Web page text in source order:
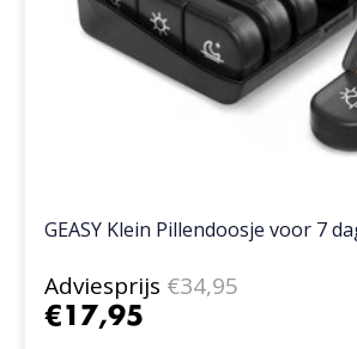
GEASY Klein Pillendoosje voor 7
Adviesprijs €34,95
€17,95